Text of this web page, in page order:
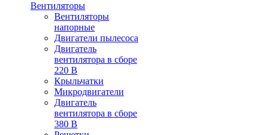
Вентиляторы
Вентиляторы
напорные
Двигатели пылесоса
Двигатель
вентилятора в сборе
220 В
Крыльчатки
Микродвигатели
Двигатель
вентилятора в сборе
380 В